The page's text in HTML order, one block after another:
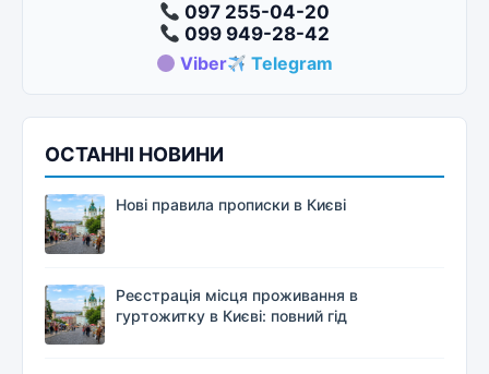
097 255-04-20
099 949-28-42
Viber
Telegram
ОСТАННІ НОВИНИ
Нові правила прописки в Києві
Реєстрація місця проживання в
гуртожитку в Києві: повний гід